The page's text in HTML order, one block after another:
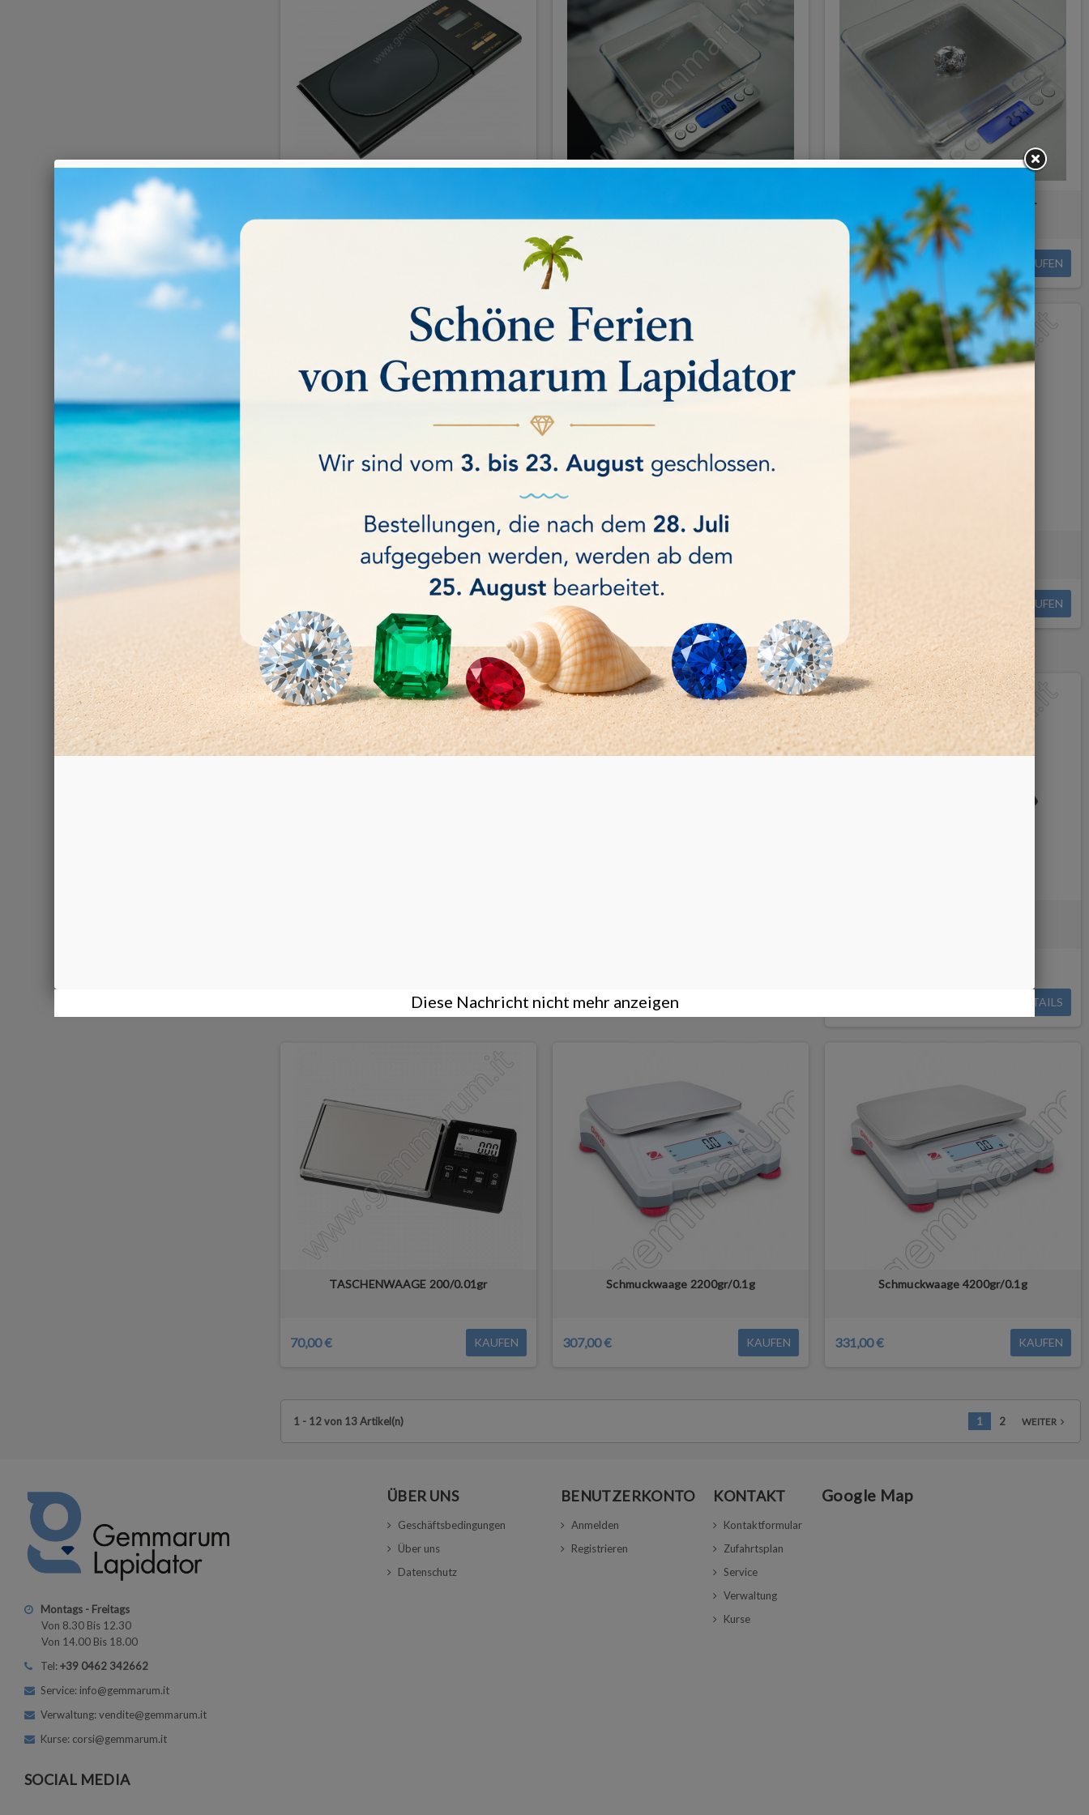
18,00 €
TASCHENWAAGE 500 g/0.01gr
16,00 € KAUFEN
JUWELIERWAAGE 6000/0.1gr
KAUFEN
NICHT AUF LAGER
TASCHENWAAGE Ohaus 100/0.01 g
Nicht auf Lager
46,70 € DETAILS
KAUFEN
NICHT AUF LAGER
DETAILS
TASCHENWAAGE 200/0.01gr
70,00 € KAUFEN
Schmuckwaage 2200gr/0.1g
307,00 € KAUFEN
Schmuckwaage 4200gr/0.1g
331,00 € KAUFEN
1 - 12 von 13 Artikel(n) 1 2 WEITERnavigate_next
Montags - Freitags
Von 8.30 Bis 12.30
Von 14.00 Bis 18.00
Tel:+39 0462 342662
Service: info@gemmarum.it
Verwaltung: vendite@gemmarum.it
Kurse: corsi@gemmarum.it
SOCIAL MEDIA
ÜBER UNS
Geschäftsbedingungen
Über uns
Datenschutz
BENUTZERKONTO
Anmelden
Registrieren
KONTAKT
Kontaktformular
Zufahrtsplan
Service
Verwaltung
Kurse
Google Map
Diese Nachricht nicht mehr anzeigen